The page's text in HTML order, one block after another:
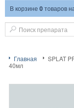
Главная
SPLAT
40мл
"Фетида"
Поиск
В корзине 0 товаров